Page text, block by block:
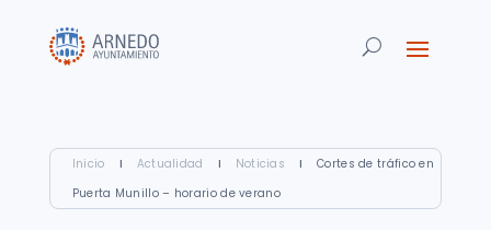
Inicio I Actualidad I Noticias I
Cortes de tráfico en
Puerta Munillo – horario de verano